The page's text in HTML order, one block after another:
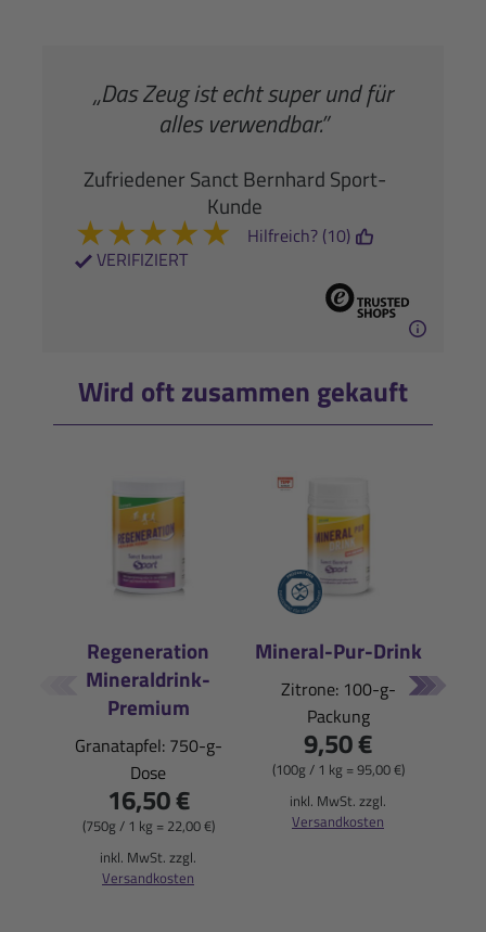
„Das Zeug ist echt super und für
alles verwendbar.”
Zufriedener Sanct Bernhard Sport-
Kunde
★★★★★
VERIFIZIERT
Hilfreich? (10)
Wird oft zusammen gekauft
Regeneration
Mineraldrink-
Premium
Granatapfel: 750-g-
Dose
16,50 €
(750g / 1 kg = 22,00 €)
inkl. MwSt. zzgl.
Versandkosten
Mineral-Pur-Drink
Zitrone: 100-g-
Packung
9,50 €
(100g / 1 kg = 95,00 €)
inkl. MwSt. zzgl.
Versandkosten